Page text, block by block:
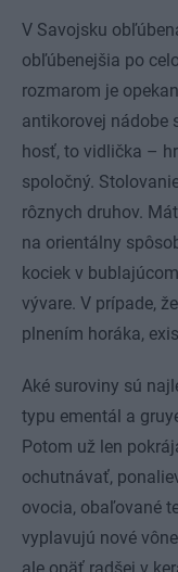
V Savojsku
obľúbenejšia po
rozmarom je
antikorovej nádobe
hosť, to vidlička –
spoločný.
rôznych druhov.
na orientálny
kociek v
vývare. V prípade,
plnením horáka,
Aké suroviny sú
typu ementál a
Potom už len
ochutnávať,
ovocia, obaľované
vyplavujú nové